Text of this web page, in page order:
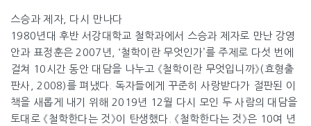
스승과 제자, 다시 만나다
1980년대 후반 서강대학교 철학과에서 스승과 제자로 만난 강영
안과 표정훈은 2007년, ‘철학이란 무엇인가’를 주제로 다섯 번에
걸쳐 10시간 동안 대담을 나누고 《철학이란 무엇입니까》(효형출
판사, 2008)를 펴냈다. 독자들에게 꾸준히 사랑받다가 절판된 이
책을 새롭게 내기 위해 2019년 12월 다시 모인 두 사람의 대담을
토대로 《철학한다는 것》이 탄생했다. 《철학한다는 것》은 10여 년